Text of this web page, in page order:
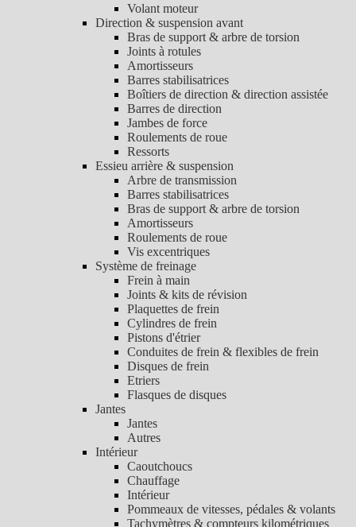
Volant moteur
Direction & suspension avant
Bras de support & arbre de torsion
Joints à rotules
Amortisseurs
Barres stabilisatrices
Boîtiers de direction & direction assistée
Barres de direction
Jambes de force
Roulements de roue
Ressorts
Essieu arrière & suspension
Arbre de transmission
Barres stabilisatrices
Bras de support & arbre de torsion
Amortisseurs
Roulements de roue
Vis excentriques
Système de freinage
Frein à main
Joints & kits de révision
Plaquettes de frein
Cylindres de frein
Pistons d'étrier
Conduites de frein & flexibles de frein
Disques de frein
Etriers
Flasques de disques
Jantes
Jantes
Autres
Intérieur
Caoutchoucs
Chauffage
Intérieur
Pommeaux de vitesses, pédales & volants
Tachymètres & compteurs kilométriques